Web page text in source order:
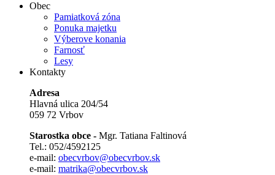
Obec
Pamiatková zóna
Ponuka majetku
Výberove konania
Farnosť
Lesy
Kontakty
Adresa
Hlavná ulica 204/54
059 72 Vrbov
Starostka obce - Mgr. Tatiana Faltinová
Tel.: 052/4592125
e-mail: obecvrbov@obecvrbov.sk
e-mail: matrika@obecvrbov.sk